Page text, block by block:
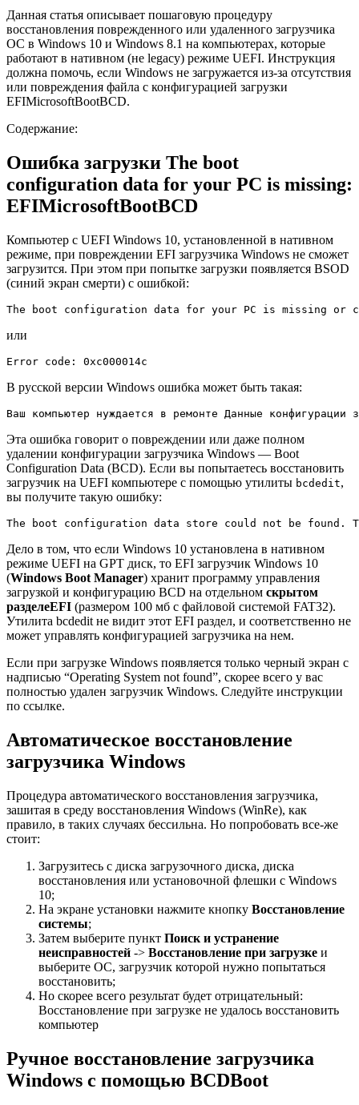
Данная статья описывает пошаговую процедуру
восстановления поврежденного или удаленного загрузчика
ОС в Windows 10 и Windows 8.1 на компьютерах, которые
работают в нативном (не legacy) режиме UEFI. Инструкция
должна помочь, если Windows не загружается из-за отсутствия
или повреждения файла с конфигурацией загрузки
EFIMicrosoftBootBCD.
Содержание:
Ошибка загрузки The boot
configuration data for your PC is missing:
EFIMicrosoftBootBCD
Компьютер с UEFI Windows 10, установленной в нативном
режиме, при повреждении EFI загрузчика Windows не сможет
загрузится. При этом при попытке загрузки появляется BSOD
(синий экран смерти) с ошибкой:
The boot configuration data for your PC is missing or
или
Error code: 0xc000014c
В русской версии Windows ошибка может быть такая:
Ваш компьютер нуждается в ремонте Данные
Эта ошибка говорит о повреждении или даже полном
удалении конфигурации загрузчика Windows — Boot
Configuration Data (BCD). Если вы попытаетесь восстановить
загрузчик на UEFI компьютере с помощью утилиты bcdedit,
вы получите такую ошибку:
The boot configuration data store could not be found.
Дело в том, что если Windows 10 установлена в нативном
режиме UEFI на GPT диск, то EFI загрузчик Windows 10
(Windows Boot Manager) хранит программу управления
загрузкой и конфигурацию BCD на отдельном скрытом
разделеEFI (размером 100 мб с файловой системой FAT32).
Утилита bcdedit не видит этот EFI раздел, и соответственно не
может управлять конфигурацией загрузчика на нем.
Если при загрузке Windows появляется только черный экран с
надписью “Operating System not found”, скорее всего у вас
полностью удален загрузчик Windows. Следуйте инструкции
по ссылке.
Автоматическое восстановление
загрузчика Windows
Процедура автоматического восстановления загрузчика,
зашитая в среду восстановления Windows (WinRe), как
правило, в таких случаях бессильна. Но попробовать все-же
стоит:
Загрузитесь с диска загрузочного диска, диска
восстановления или установочной флешки с Windows
10;
На экране установки нажмите кнопку Восстановление
системы;
Затем выберите пункт Поиск и устранение
неисправностей -> Восстановление при загрузке и
выберите ОС, загрузчик которой нужно попытаться
восстановить;
Но скорее всего результат будет отрицательный:
Восстановление при загрузке не удалось восстановить
компьютер
Ручное восстановление загрузчика
Windows с помощью BCDBoot